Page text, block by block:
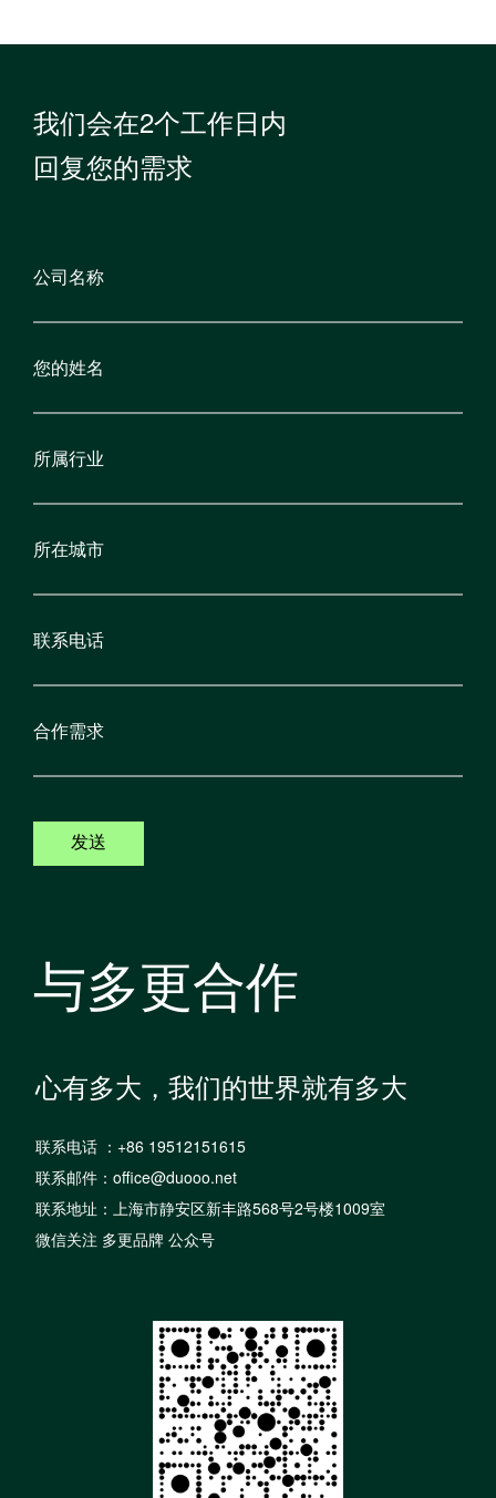
我们会在2个工作日内
回复您的需求
发送
与多更合作
心有多大，我们的世界就有多大
联系电话 ：+86 19512151615
联系邮件：office@duooo.net
联系地址：上海市静安区新丰路568号2号楼1009室
微信关注 多更品牌 公众号